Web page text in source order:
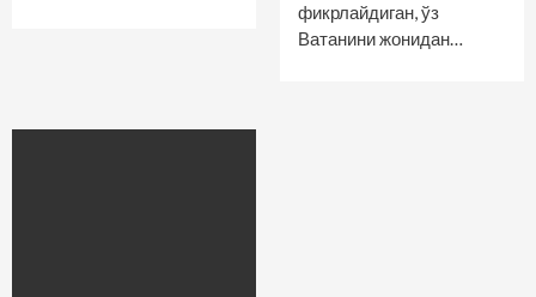
фикрлайдиган, ўз
Ватанини жонидан…